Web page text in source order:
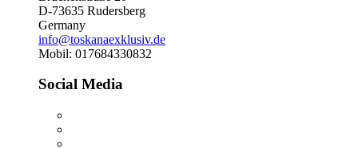
D-73635 Rudersberg
Germany
info@toskanaexklusiv.de
Mobil: 017684330832
Social Media